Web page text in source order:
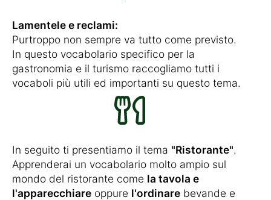
Lamentele e reclami:
Purtroppo non sempre va tutto come previsto.
In questo vocabolario specifico per la
gastronomia e il turismo raccogliamo tutti i
vocaboli più utili ed importanti su questo tema.
In seguito ti presentiamo il tema "Ristorante".
Apprenderai un vocabolario molto ampio sul
mondo del ristorante come la tavola e
l'apparecchiare oppure l'ordinare bevande e